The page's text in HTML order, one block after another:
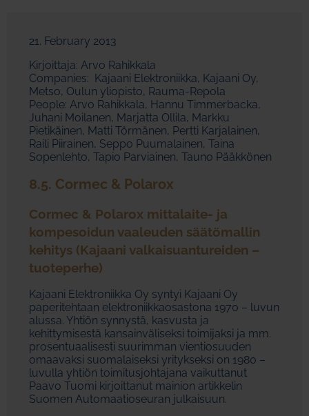
21. February 2013
Kirjoittaja: Arvo Rahikkala
Companies: Kajaani Elektroniikka, Kajaani Oy,
Metso, Oulun yliopisto, Rauma-Repola
People: Arvo Rahikkala, Hannu Timmerbacka,
Juhani Moilanen, Marjatta Ollila, Markku
Pietikäinen, Matti Törmänen, Pertti Karjalainen,
Raili Piirainen, Seppo Puumalainen, Taina
Sopenlehto, Tapio Parviainen, Tauno Pääkkönen
8.5. Cormec & Polarox
Cormec & Polarox mittalaite- ja
kompesoidun vaaleuden säätömallin
kehitys (Kajaani valkaisuantureiden –
tuoteperhe)
Kajaani Elektroniikka Oy syntyi Kajaani Oy
paperitehtaan elektroniikkaosastona 1970 – luvun
alussa. Yhtiön synnystä, kasvusta ja
kehittymisestä kansainväliseksi toimijaksi ja mm.
prosentuaalisesti suurimman vientiosuuden
omaavaksi suomalaiseksi yritykseksi on 1980 –
luvulla yhtiön toimitusjohtajana vaikuttanut
Paavo Tuomi kirjoittanut mainion artikkelin
Suomen Automaatioseuran julkaisuun.